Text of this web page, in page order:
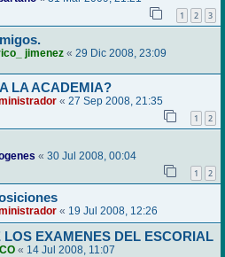
1 2 3
jimenez « 29 Dic 2008, 23:09
LA ACADEMIA?
« 27 Sep 2008, 21:35
1 2
« 30 Jul 2008, 00:04
1 2
« 19 Jul 2008, 12:26
LOS EXAMENES DEL ESCORIAL
« 14 Jul 2008, 11:07